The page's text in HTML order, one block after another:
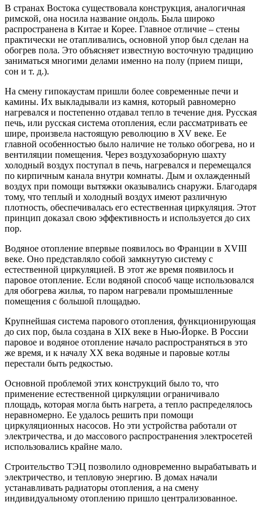
В странах Востока существовала конструкция, аналогичная
римской, она носила название ондоль. Была широко
распространена в Китае и Корее. Главное отличие – стены
практически не отапливались, основной упор был сделан на
обогрев пола. Это объясняет известную восточную традицию
заниматься многими делами именно на полу (прием пищи,
сон и т. д.).
На смену гипокаустам пришли более современные печи и
камины. Их выкладывали из камня, который равномерно
нагревался и постепенно отдавал тепло в течение дня. Русская
печь, или русская система отопления, если рассматривать ее
шире, произвела настоящую революцию в XV веке. Ее
главной особенностью было наличие не только обогрева, но и
вентиляции помещения. Через воздухозаборную шахту
холодный воздух поступал в печь, нагревался и перемещался
по кирпичным канала внутри комнаты. Дым и охлажденный
воздух при помощи вытяжки оказывались снаружи. Благодаря
тому, что теплый и холодный воздух имеют различную
плотность, обеспечивалась его естественная циркуляция. Этот
принцип доказал свою эффективность и используется до сих
пор.
Водяное отопление впервые появилось во Франции в XVIII
веке. Оно представляло собой замкнутую систему с
естественной циркуляцией. В этот же время появилось и
паровое отопление. Если водяной способ чаще использовался
для обогрева жилья, то паром нагревали промышленные
помещения с большой площадью.
Крупнейшая система парового отопления, функционирующая
до сих пор, была создана в XIX веке в Нью-Йорке. В России
паровое и водяное отопление начало распространяться в это
же время, и к началу XX века водяные и паровые котлы
перестали быть редкостью.
Основной проблемой этих конструкций было то, что
применение естественной циркуляции ограничивало
площадь, которая могла быть нагрета, а тепло распределялось
неравномерно. Ее удалось решить при помощи
циркуляционных насосов. Но эти устройства работали от
электричества, и до массового распространения электросетей
использовались крайне мало.
Строительство ТЭЦ позволило одновременно вырабатывать и
электричество, и тепловую энергию. В домах начали
устанавливать радиаторы отопления, а на смену
индивидуальному отоплению пришло централизованное.